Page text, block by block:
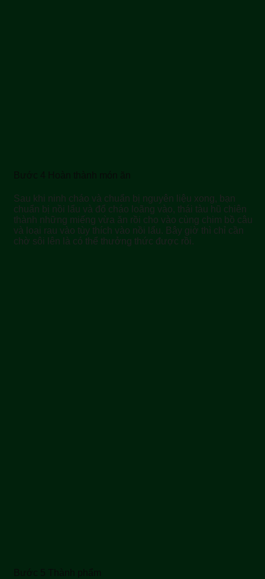
Bước 4 Hoàn thành món ăn
Sau khi ninh cháo và chuẩn bị nguyên liệu xong, bạn
chuẩn bị nồi lẩu và đổ cháo loãng vào, thái tàu hũ chiên
thành những miếng vừa ăn rồi cho vào cùng chim bồ câu
và loại rau vào tùy thích vào nồi lẩu. Bây giờ thì chỉ cần
chờ sôi lên là có thể thưởng thức được rồi.
Bước 5 Thành phẩm